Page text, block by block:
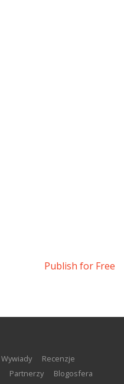
Publish for Free
wywiady
recenzje
partnerzy
blogosfera